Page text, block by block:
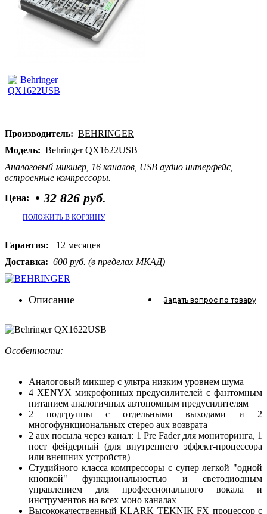
Производитель: BEHRINGER
Модель: Behringer QX1622USB
Аналоговый микшер, 16 каналов, USB аудио интерфейс,
встроенные компрессоры.
Цена:
• 32 826 руб.
ПОЛОЖИТЬ В КОРЗИНУ
Гарантия: 12 месяцев
Доставка: 600 руб. (в пределах МКАД)
Описание Задать вопрос по товару
Особенности:
Аналоговый микшер с ультра низким уровнем шума
4 XENYX микрофонных предусилителей с фантомным
питанием аналогичных автономным предусилителям
2 подгруппы с отдельными выходами и 2
многофункциональных стерео aux возврата
2 aux посыла через канал: 1 Pre Fader для мониторинга, 1
пост фейдерный (для внутреннего эффект-процессора
или внешних устройств)
Студийного класса компрессоры с супер легкой "одной
кнопкой" функциональностью и светодиодным
управлением для профессионального вокала и
инструментов на всех моно каналах
Высококачественный KLARK TEKNIK FX процессор с